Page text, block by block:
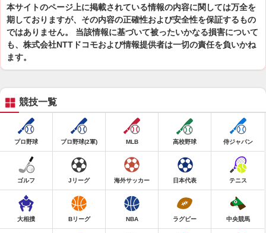
本サイトのページ上に掲載されている情報の内容に関しては万全を
期しておりますが、その内容の正確性および安全性を保証するもの
ではありません。 当該情報に基づいて被ったいかなる損害について
も、株式会社NTTドコモおよび情報提供者は一切の責任を負いかね
ます。
競技一覧
プロ野球 プロ野球(2軍) MLB 高校野球 侍ジャパン
ゴルフ Jリーグ 海外サッカー 日本代表 テニス
大相撲 Bリーグ NBA ラグビー 中央競馬